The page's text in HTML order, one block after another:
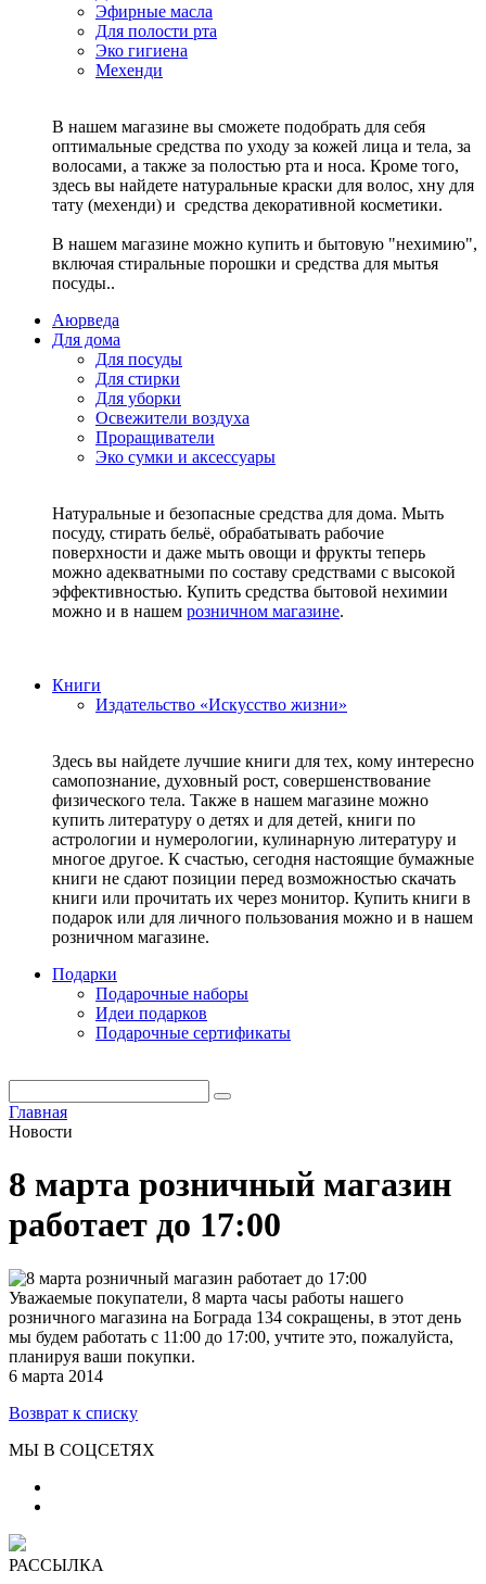
Эфирные масла
Для полости рта
Эко гигиена
Мехенди
В нашем магазине вы сможете подобрать для себя
оптимальные средства по уходу за кожей лица и тела, за
волосами, а также за полостью рта и носа. Кроме того,
здесь вы найдете натуральные краски для волос, хну для
тату (мехенди) и средства декоративной косметики.
В нашем магазине можно купить и бытовую "нехимию",
включая стиральные порошки и средства для мытья
посуды..
Аюрведа
Для дома
Для посуды
Для стирки
Для уборки
Освежители воздуха
Проращиватели
Эко сумки и аксессуары
Натуральные и безопасные средства для дома. Мыть
посуду, стирать бельё, обрабатывать рабочие
поверхности и даже мыть овощи и фрукты теперь
можно адекватными по составу средствами с высокой
эффективностью. Купить средства бытовой нехимии
можно и в нашем розничном магазине.
Книги
Издательство «Искусство жизни»
Здесь вы найдете лучшие книги для тех, кому интересно
самопознание, духовный рост, совершенствование
физического тела. Также в нашем магазине можно
купить литературу о детях и для детей, книги по
астрологии и нумерологии, кулинарную литературу и
многое другое. К счастью, сегодня настоящие бумажные
книги не сдают позиции перед возможностью скачать
книги или прочитать их через монитор. Купить книги в
подарок или для личного пользования можно и в нашем
розничном магазине.
Подарки
Подарочные наборы
Идеи подарков
Подарочные сертификаты
Главная
Новости
8 марта розничный магазин
работает до 17:00
Уважаемые покупатели, 8 марта часы работы нашего
розничного магазина на Бограда 134 сокращены, в этот день
мы будем работать с 11:00 до 17:00, учтите это, пожалуйста,
планируя ваши покупки.
6 марта 2014
Возврат к списку
МЫ В СОЦСЕТЯХ
РАССЫЛКА